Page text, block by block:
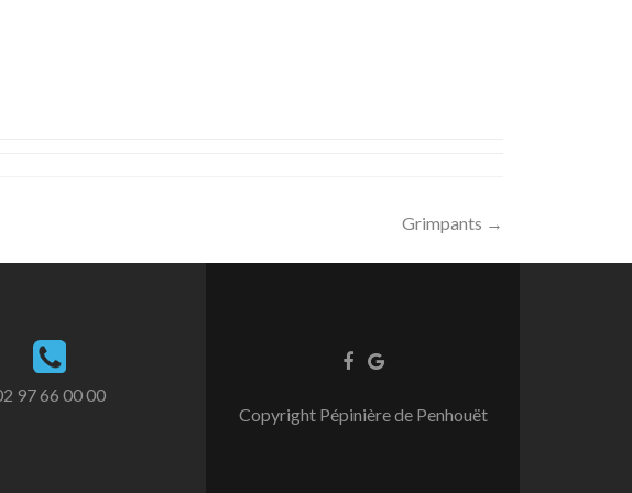
Grimpants →
97 66 00 00
Copyright Pépinière de Penhouët